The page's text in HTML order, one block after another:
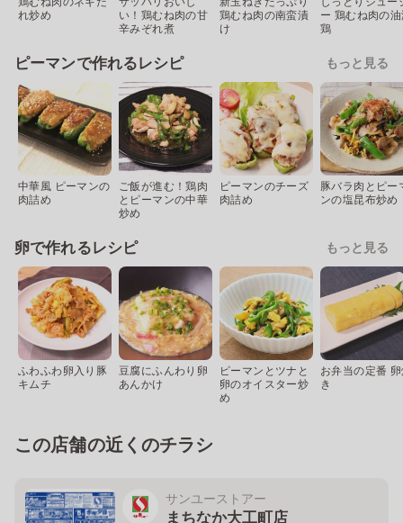
れ炒め
い！鶏むね肉の甘
辛みぞれ煮
鶏むね肉の南蛮漬
け
ー 鶏むね肉の
鶏
ピーマンで作れるレシピ もっと見る
中華風 ピーマンの
肉詰め
ご飯が進む！鶏肉
とピーマンの中華
炒め
ピーマンのチーズ
肉詰め
豚バラ肉とピー
ンの塩昆布炒め
卵で作れるレシピ もっと見る
ふわふわ卵入り豚
キムチ
豆腐にふんわり卵
あんかけ
ピーマンとツナと
卵のオイスター炒
め
お弁当の定番
き
この店舗の近くのチラシ
サンユーストアー
まちなか大工町店